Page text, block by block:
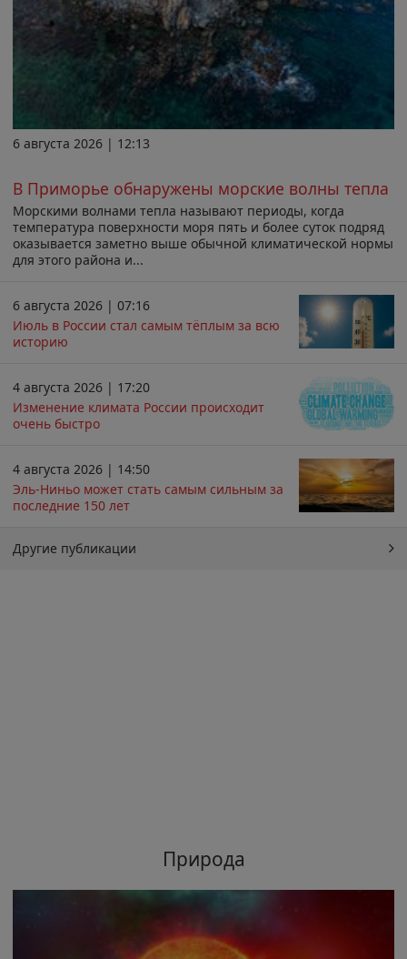
6 августа 2026 | 12:13
В Приморье обнаружены морские волны тепла
Морскими волнами тепла называют периоды, когда
температура поверхности моря пять и более суток подряд
оказывается заметно выше обычной климатической нормы
для этого района и...
6 августа 2026 | 07:16
Июль в России стал самым тёплым за всю
историю
4 августа 2026 | 17:20
Изменение климата России происходит
очень быстро
4 августа 2026 | 14:50
Эль-Ниньо может стать самым сильным за
последние 150 лет
Другие публикации
Природа